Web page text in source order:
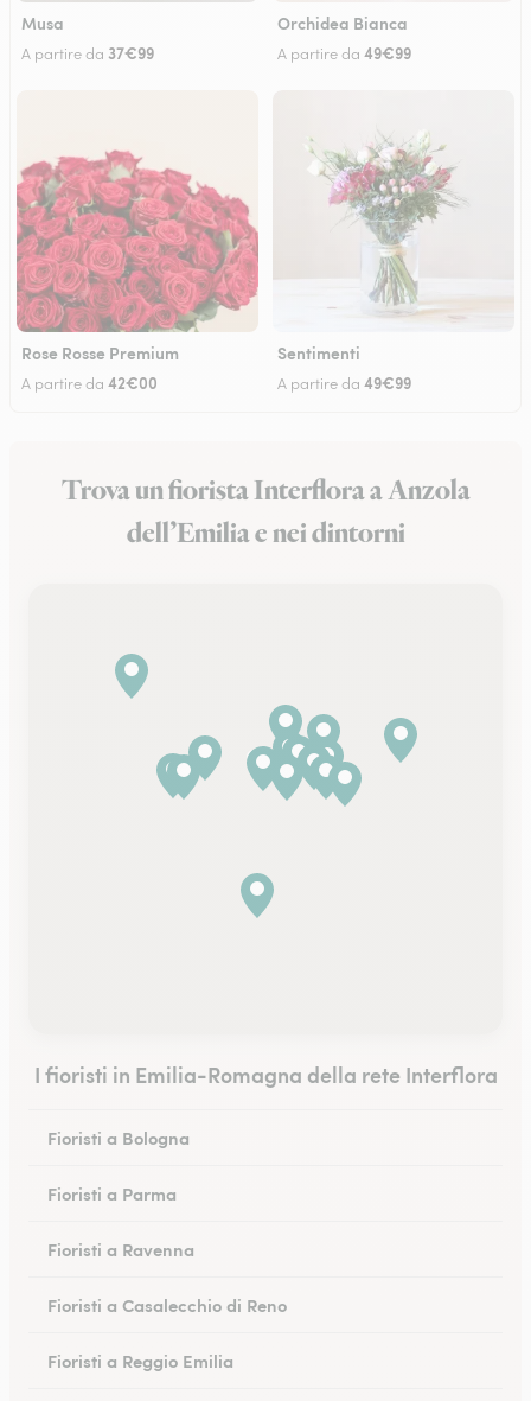
Musa
A partire da 37€99
Orchidea Bianca
A partire da 49€99
Rose Rosse Premium
A partire da 42€00
Sentimenti
A partire da 49€99
Trova un fiorista Interflora a Anzola
dell’Emilia e nei dintorni
I fioristi in Emilia-Romagna della rete Interflora
Fioristi a Bologna
Fioristi a Parma
Fioristi a Ravenna
Fioristi a Casalecchio di Reno
Fioristi a Reggio Emilia